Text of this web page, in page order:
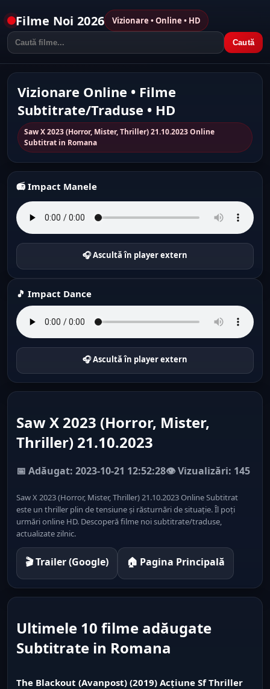
Filme Noi 2026 Vizionare • Online • HD
Caută
Vizionare Online • Filme
Subtitrate/Traduse • HD
Saw X 2023 (Horror, Mister, Thriller) 21.10.2023 Online
Subtitrat in Romana
📻 Impact Manele
🎧 Ascultă în player extern
🎵 Impact Dance
🎧 Ascultă în player extern
Saw X 2023 (Horror, Mister,
Thriller) 21.10.2023
📅 Adăugat: 2023-10-21 12:52:28👁️ Vizualizări: 145
Saw X 2023 (Horror, Mister, Thriller) 21.10.2023 Online Subtitrat
este un thriller plin de tensiune și răsturnări de situație. Îl poți
urmări online HD. Descoperă filme noi subtitrate/traduse,
actualizate zilnic.
🎬 Trailer (Google) 🏠 Pagina Principală
Ultimele 10 filme adăugate
Subtitrate in Romana
The Blackout (Avanpost) (2019) Acțiune Sf Thriller